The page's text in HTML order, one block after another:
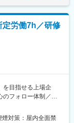
います。
をしていません。
％
得企業)/育児休暇か
ートも充実
・人材課題を解決
ます。1回の稼働ご
り、1回ごとの利用
のため、「売って
をサポートし、提
/事業所（例：新橋店
入を推進）への展
職種で利用している
）への導入を通し
。
定労働7h／研修
を目指せる上場企
のフォロー体制／研
煙対策：屋内全面禁